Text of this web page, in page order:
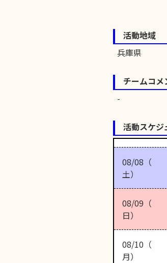
活動地域
兵庫県
チームコメ
活動スケジ
08/08（
土）
08/09（
日）
08/10（
月）